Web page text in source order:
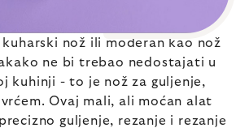
nož ili moderan kao nož
ne bi trebao nedostajati u
kuhinji - to je nož za guljenje,
Ovaj mali, ali moćan alat
guljenje, rezanje i rezanje